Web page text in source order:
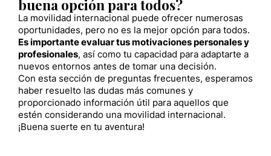
buena opción para todos?
La movilidad internacional puede ofrecer numerosas
oportunidades, pero no es la mejor opción para todos.
Es importante evaluar tus motivaciones personales y
profesionales, así como tu capacidad para adaptarte a
nuevos entornos antes de tomar una decisión.
Con esta sección de preguntas frecuentes, esperamos
haber resuelto las dudas más comunes y
proporcionado información útil para aquellos que
estén considerando una movilidad internacional.
¡Buena suerte en tu aventura!